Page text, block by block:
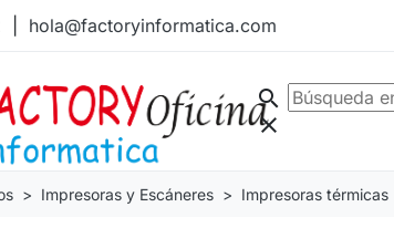
hola@factoryinformatica.com
search
clear
Impresoras y Escáneres Impresoras térmicas